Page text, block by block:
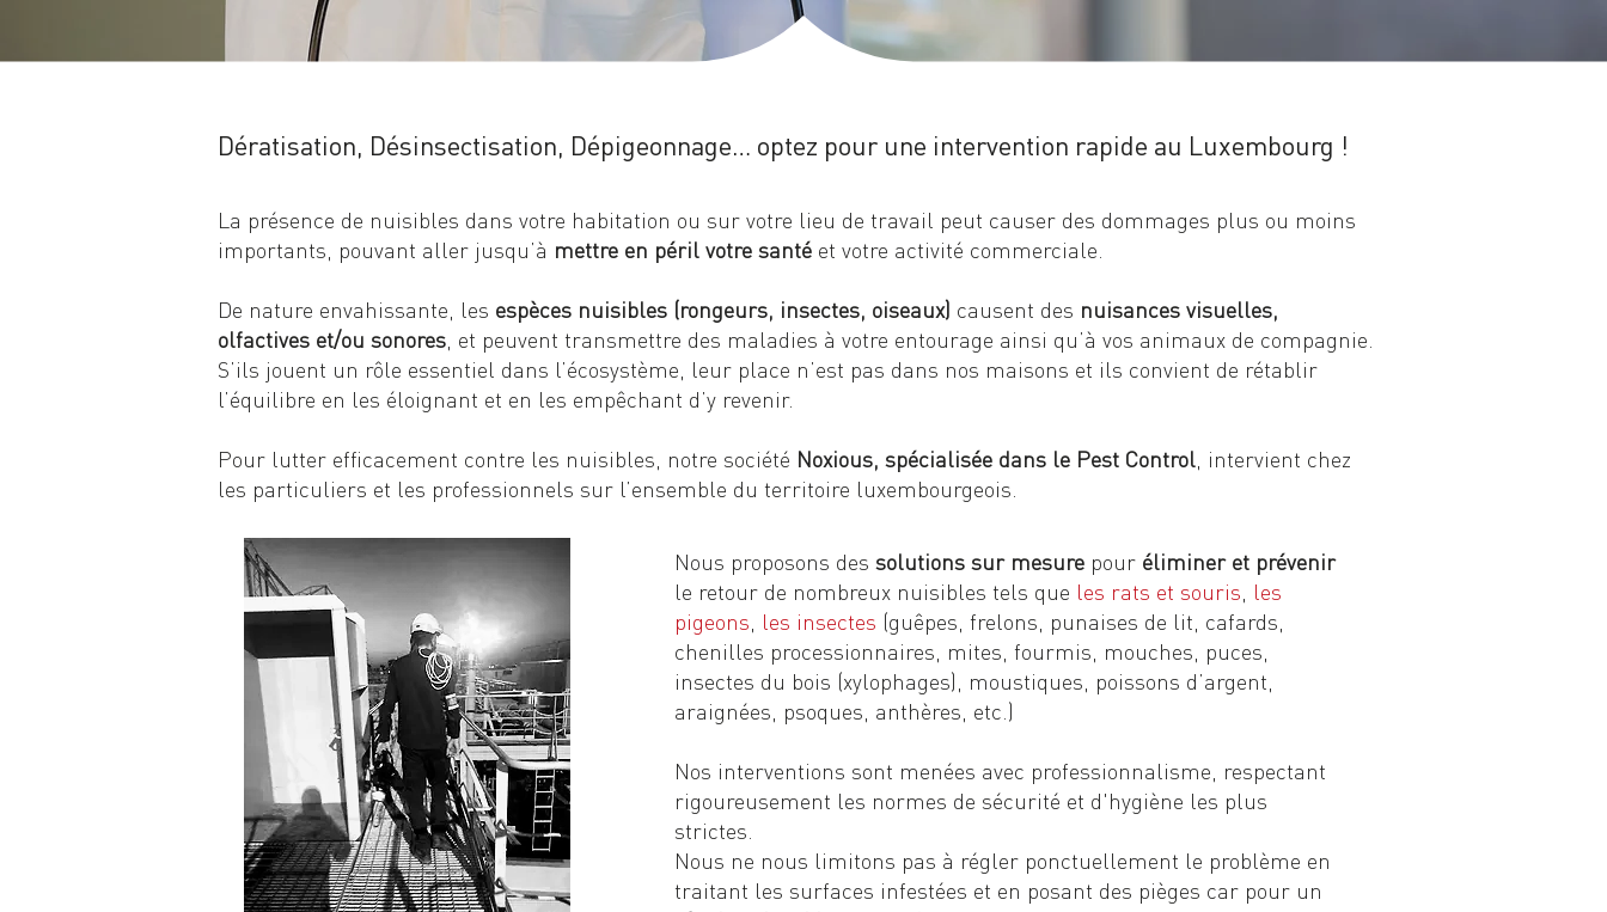
Dératisation, Désinsectisation, Dépigeonnage… optez pour une intervention rapide au Luxembourg !
La présence de nuisibles dans votre habitation ou sur votre lieu de travail peut causer des dommages plus ou moins
importants, pouvant aller jusqu’à mettre en péril votre santé et votre activité commerciale.
De nature envahissante, les espèces nuisibles (rongeurs, insectes, oiseaux) causent des nuisances visuelles,
olfactives et/ou sonores , et peuvent transmettre des maladies à votre entourage ainsi qu’à vos animaux de compagnie.
S’ils jouent un rôle essentiel dans l’écosystème, leur place n’est pas dans nos maisons et ils convient de rétablir
l’équilibre en les éloignant et en les empêchant d’y revenir.
Pour lutter efficacement contre les nuisibles, notre société Noxious, spécialisée dans le Pest Control , intervient chez
les particuliers et les professionnels sur l’ensemble du territoire luxembourgeois.
Nous proposons des solutions sur mesure pour éliminer et prévenir
le retour de nombreux nuisibles tels que les rats et souris les
pigeons les insectes (guêpes, frelons, punaises de lit, cafards,
chenilles processionnaires, mites, fourmis, mouches, puces,
insectes du bois (xylophages), moustiques, poissons d’argent,
araignées, psoques, anthères, etc.)
Nos interventions sont menées avec professionnalisme, respectant
rigoureusement les normes de sécurité et d'hygiène les plus
strictes.
Nous ne nous limitons pas à régler ponctuellement le problème en
traitant les surfaces infestées et en posant des pièges car pour un